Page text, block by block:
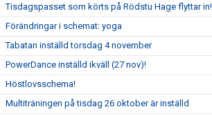
Tisdagspasset som körts på Rödstu Hage flyttar in!
Förändringar i schemat: yoga
Tabatan inställd torsdag 4 november
PowerDance inställd ikväll (27 nov)!
Höstlovsschema!
Multiträningen på tisdag 26 oktober är inställd